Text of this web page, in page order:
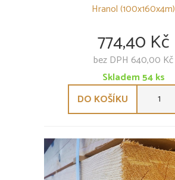
Hranol (100x160x4m)
774,40 Kč
bez DPH 640,00 Kč
Skladem54ks
DO KOŠÍKU